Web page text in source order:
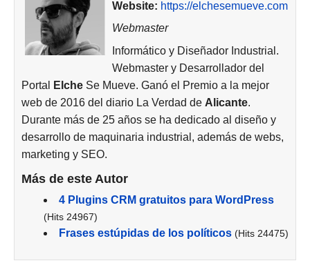
Website: https://elchesemueve.com
Webmaster
Informático y Diseñador Industrial.
Webmaster y Desarrollador del
Portal
Elche Se Mueve. Ganó el Premio a la mejor
web de 2016 del diario La Verdad de Alicante.
Durante más de 25 años se ha dedicado al diseño y
desarrollo de maquinaria industrial, además de webs,
marketing y SEO.
Más de este Autor
4 Plugins CRM gratuitos para WordPress
(Hits 24967)
Frases estúpidas de los políticos (Hits 24475)